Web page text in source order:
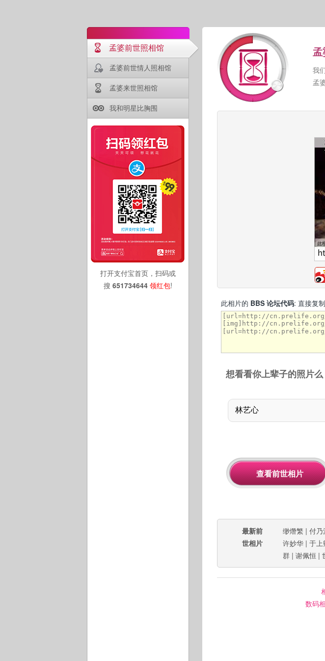
孟婆前世照相馆
孟婆前世情人照相馆
孟婆来世照相馆
我和明星比胸围
打开支付宝首页，扫码或
搜 651734644 领红包!
我
孟
此相片的 BBS 论坛代码: 直接复
想看看你上辈子的照片
最新前
世相片
缈熸繁 | 付乃
许妙华 | 于上
群 | 谢佩恒 |
数码